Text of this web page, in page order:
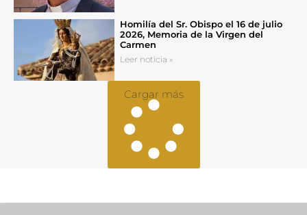
Homilía del Sr. Obispo el 16 de julio
2026, Memoria de la Virgen del
Carmen
Leer noticia »
Cargar más